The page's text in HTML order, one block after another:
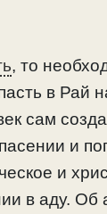
, то
в Рай
сам
и
и
в аду. Об